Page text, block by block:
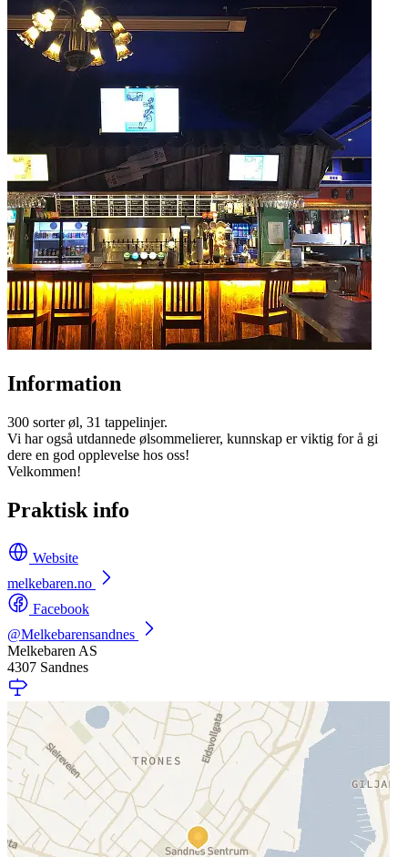
Information
300 sorter øl, 31 tappelinjer.
Vi har også utdannede ølsommelierer, kunnskap er viktig for å gi
dere en god opplevelse hos oss!
Velkommen!
Praktisk info
Website
melkebaren.no
Facebook
@Melkebarensandnes
Melkebaren AS
4307 Sandnes